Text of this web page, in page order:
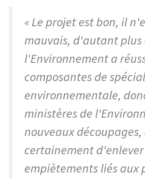
« Le projet est bon, il
mauvais, d'autant plus
l'Environnement a
composantes de
environnementale,
ministères de
nouveaux
certainement d'enlever
empiètements liés aux